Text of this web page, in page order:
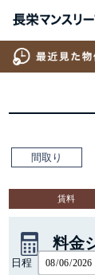
間取り
賃料
料金
日程